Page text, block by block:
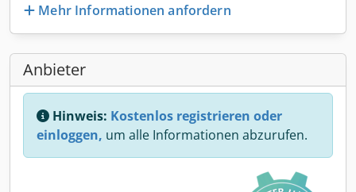
Mehr Informationen anfordern
Anbieter
Hinweis: Kostenlos registrieren oder
einloggen, um alle Informationen abzurufen.